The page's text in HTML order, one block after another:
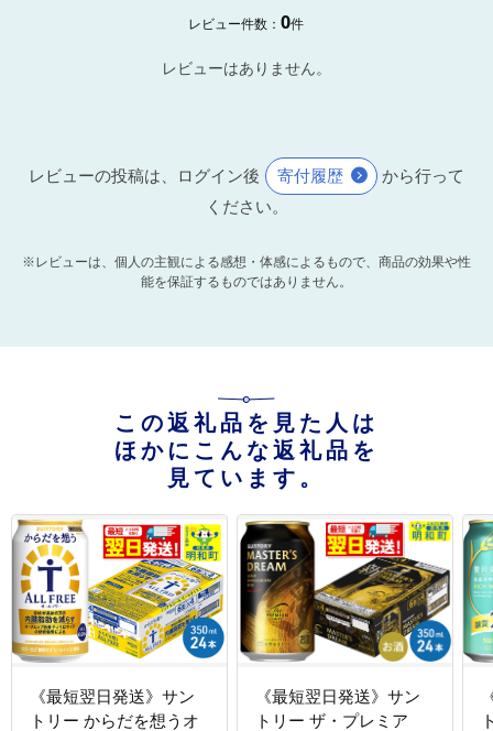
レビュー件数：0件
レビューはありません。
レビューの投稿は、ログイン後 寄付履歴
から行って
ください。
※レビューは、個人の主観による感想・体感によるもので、商品の効果や性
能を保証するものではありません。
この返礼品を見た人は
ほかにこんな返礼品を
見ています。
《最短翌日発送》サン
トリー からだを想うオ
《最短翌日発送》サン
トリー ザ・プレミア